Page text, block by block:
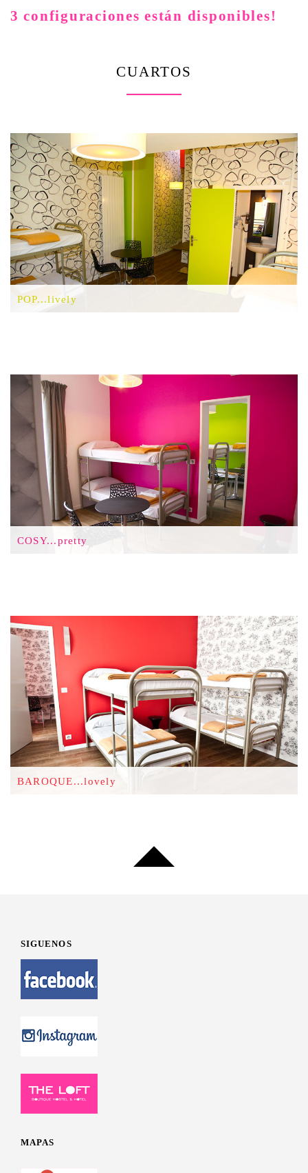
3 configuraciones están disponibles!
CUARTOS
POP...lively
COSY...pretty
BAROQUE...lovely
SIGUENOS
MAPAS